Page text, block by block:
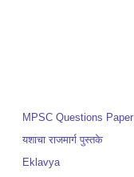
MPSC Questions Paper
यशाचा राजमार्ग पुस्तके
Eklavya